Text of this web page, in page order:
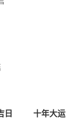
日 十年大运